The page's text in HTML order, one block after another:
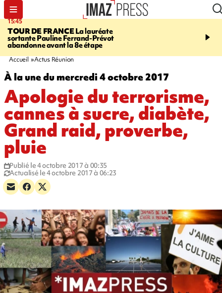
15:45
TOUR DE FRANCELa lauréate
sortante Pauline Ferrand-Prévot
abandonne avant la 8e étape
20:17
routière, concours de
Accueil Actus Réunion
À la une du mercredi 4 octobre 2017
Apologie du terrorisme,
cannes à sucre, diabète,
Grand raid, proverbe,
pluie
Publié le 4 octobre 2017 à 00:35
Actualisé le 4 octobre 2017 à 06:23